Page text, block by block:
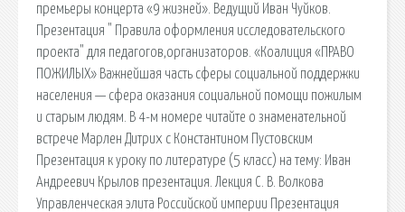
премьеры концерта «9 жизней». Ведущий Иван Чуйков.
Презентация " Правила оформления исследовательского
проекта" для педагогов,организаторов. «Коалиция «ПРАВО
ПОЖИЛЫХ» Важнейшая часть сферы социальной поддержки
населения — сфера оказания социальной помощи пожилым
и старым людям. В 4-м номере читайте о знаменательной
встрече Марлен Дитрих с Константином Пустовским
Презентация к уроку по литературе (5 класс) на тему: Иван
Андреевич Крылов презентация. Лекция С. В. Волкова
Управленческая элита Российской империи Презентация